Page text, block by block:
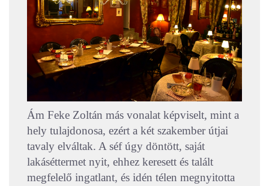
Ám Feke Zoltán más vonalat képviselt, mint a
hely tulajdonosa, ezért a két szakember útjai
tavaly elváltak. A séf úgy döntött, saját
lakáséttermet nyit, ehhez keresett és talált
megfelelő ingatlant, és idén télen megnyitotta